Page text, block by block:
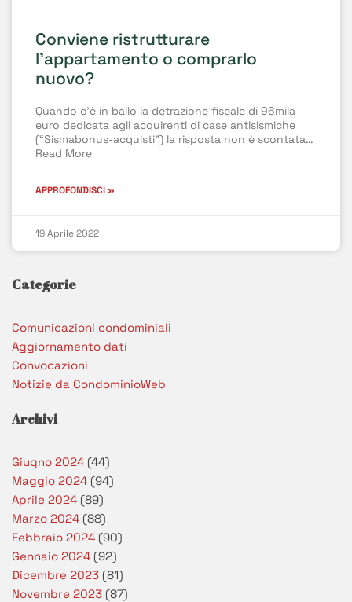
Conviene ristrutturare
l’appartamento o comprarlo
nuovo?
Quando c’è in ballo la detrazione fiscale di 96mila
euro dedicata agli acquirenti di case antisismiche
(“Sismabonus-acquisti”) la risposta non è scontata…
Read More
APPROFONDISCI »
19 Aprile 2022
Categorie
Comunicazioni condominiali
Aggiornamento dati
Convocazioni
Notizie da CondominioWeb
Archivi
Giugno 2024 (44)
Maggio 2024 (94)
Aprile 2024 (89)
Marzo 2024 (88)
Febbraio 2024 (90)
Gennaio 2024 (92)
Dicembre 2023 (81)
Novembre 2023 (87)